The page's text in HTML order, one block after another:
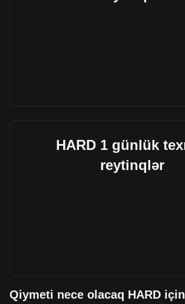
HARD 1 günlük
reytinqlər
Qiymeti nece olacaq HARD